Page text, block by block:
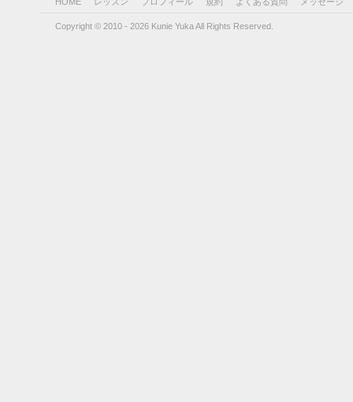
Copyright © 2010 - 2026 Kunie Yuka All Rights Reserved.